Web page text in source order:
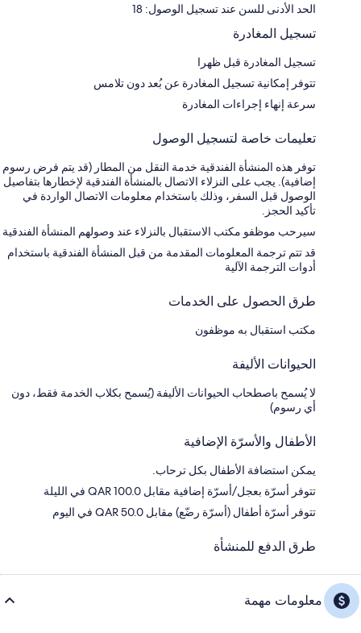
الحد الأدنى للسن عند تسجيل الوصول: 18
تسجيل المغادرة
تسجيل المغادرة قبل ظهرا
تتوفر إمكانية تسجيل المغادرة عن بُعد دون تلامس
سرعة إنهاء إجراءات المغادرة
تعليمات خاصة لتسجيل الوصول
توفر هذه المنشأة الفندقية خدمة النقل من المطار (قد يتم فرض رسوم
إضافية). يجب على النزلاء الاتصال بالمنشأة الفندقية لإخطارها بتفاصيل
الوصول قبل السفر، وذلك باستخدام معلومات الاتصال الواردة في
تأكيد الحجز.
سيرحب موظفو مكتب الاستقبال بالنزلاء عند وصولهم المنشأة الفندقية
قد تتم ترجمة المعلومات المقدمة من قبل المنشأة الفندقية باستخدام
أدوات الترجمة الآلية
طرق الحصول على الخدمات
مكتب استقبال به موظفون
الحيوانات الأليفة
لا يُسمح باصطحاب الحيوانات الأليفة (يُسمح بكلاب الخدمة فقط، دون
أي رسوم)
الأطفال والأسرّة الإضافية
يمكن استضافة الأطفال بكل ترحاب.
تتوفر أسرّة بعجل/أسرّة إضافية مقابل QAR 100.0 في الليلة
تتوفر أسرّة أطفال (أسرّة رضّع) مقابل QAR 50.0 في اليوم
طرق الدفع للمنشأة
معلومات مهمة